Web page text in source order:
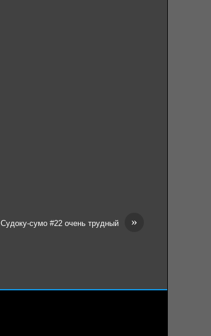
»
Судоку-сумо #22 очень трудный